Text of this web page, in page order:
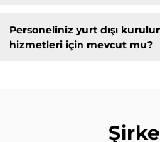
Personeliniz yurt dışı
hizmetleri için mevcut mu?